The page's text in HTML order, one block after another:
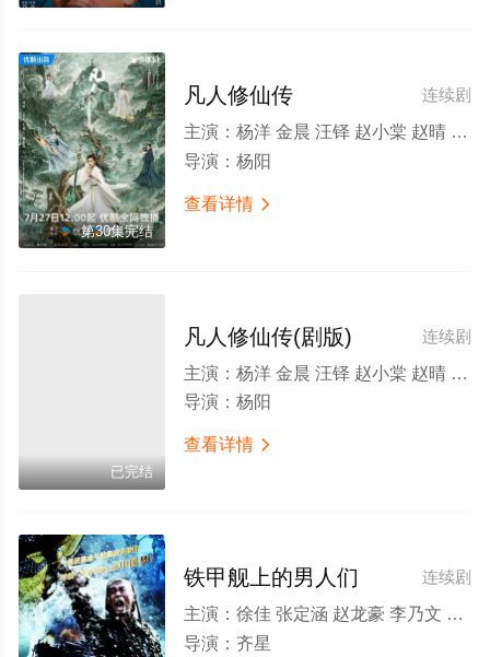
第30集完结
连续剧
凡人修仙传
主演： 杨洋 金晨 汪铎 赵小棠 赵晴 金佳悦 荣梓希 张婉儿 胡宇轩 张翔 娜一 陈震 施予斐 李圣佳 梁咏妮 刘珂君 李熹子 廖语辰 严丰 陈柏融 常荻 刘天宝 喻亢 王海祥 祖卡尔 曹明华 李越 丁桥 刘頔 曹赞 孙一鸣 柳仕炎 郭馨钰 张怀公 柳岩 李乃文 金士杰 贾冰 颖儿 吴樾 曹骏 管云鹏 颜丹晨 张海宇 曲高位 王冠 宿宇杰 徐海乔 张耀 张晓晨 车保罗 宗峰岩 王同辉 尹铸胜 刘亚津 李明 穆宁 罗光旭 杜奕衡 朱辉
导演： 杨阳
查看详情 
已完结
连续剧
凡人修仙传(剧版)
主演： 杨洋 金晨 汪铎 赵小棠 赵晴 金佳悦 荣梓希 张婉儿 胡宇轩 张翔 娜一 陈震 施予斐 李圣佳 梁咏妮 刘珂君 李熹子 廖语辰 严丰 陈柏融 常荻 刘天宝 喻亢 王海祥 祖卡尔 曹明华 李越 丁桥 刘頔 曹赞 孙一鸣 柳仕炎 郭馨钰 张怀公 柳岩 李乃文 金士杰 贾冰 颖儿 吴樾 曹骏 管云鹏 颜丹晨 张海宇 曲高位 王冠 宿宇杰 徐海乔 张耀 张晓晨 车保罗 宗峰岩 王同辉 尹铸胜 刘亚津 李明 穆宁 罗光旭 杜奕衡 朱辉
导演： 杨阳
查看详情 
连续剧
铁甲舰上的男人们
主演： 徐佳 张定涵 赵龙豪 李乃文 木幡龙 何杜娟 丁宁 施京明 吕颂贤 李子雄 岳旸
导演： 齐星